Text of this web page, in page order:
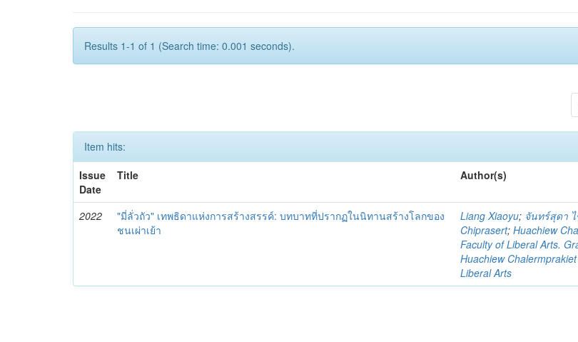
Results 1-1 of 1 (Search time: 0.001 seconds).
Item hits:
Issue
Date
Title Author(s)
2022
"มี่ลั่วถัว" เทพธิดาแห่งการสร้างสรรค์: บทบาทที่ปรากฏในนิทานสร้างโลกของ
ชนเผ่าเย้า
Liang Xiaoyu; จันทร์สุดา
Chiprasert;Huachiew
Faculty of Liberal Arts.
Huachiew
Liberal Arts